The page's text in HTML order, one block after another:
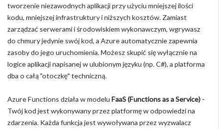
tworzenie niezawodnych aplikacji przy użyciu mniejszej ilości
kodu, mniejszej infrastruktury i niższych kosztów. Zamiast
zarządzać serwerami i środowiskiem wykonawczym, wgrywasz
do chmury jedynie swój kod, a Azure automatycznie zapewnia
zasoby do jego uruchomienia. Możesz skupić się wyłącznie na
logice aplikacji napisanej w ulubionym języku (np. C#), a platforma
dba o całą "otoczkę" techniczną.
Azure Functions działa w modelu FaaS (Functions as a Service) -
Twój kod jest wykonywany przez platformę w odpowiedzi na
zdarzenia. Każda funkcja jest wywoływana przez wyzwalacz